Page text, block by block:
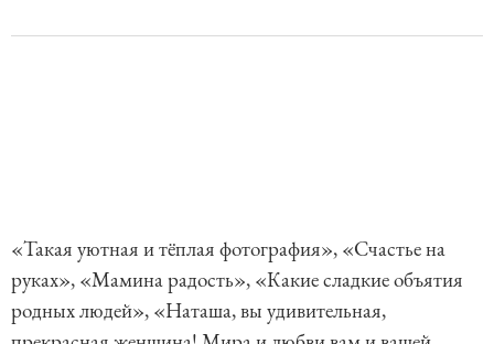
«Такая уютная и тёплая фотография», «Счастье на
руках», «Мамина радость», «Какие сладкие объятия
родных людей», «Наташа, вы удивительная,